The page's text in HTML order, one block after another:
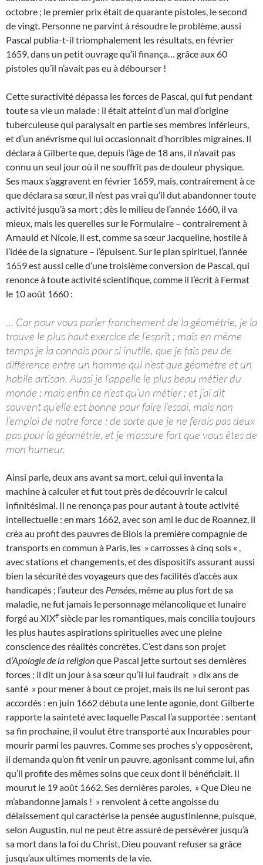
octobre ; le premier prix était de quarante pistoles, le second
de vingt. Personne ne parvint à résoudre le problème, aussi
Pascal publia-t-il triomphalement les résultats, en février
1659, dans un petit ouvrage qu’il finança… grâce aux 60
pistoles qu’il n’avait pas eu à débourser !
Cette suractivité dépassa les forces de Pascal, qui fut pendant
toute sa vie un malade : il était atteint d’un mal d’origine
tuberculeuse qui paralysait en partie ses membres inférieurs,
et d’un anévrisme qui lui occasionnait d’horribles migraines. Il
déclara à Gilberte que, depuis l’âge de 18 ans, il n’avait pas
connu un seul jour où il ne souffrît pas de douleur physique.
Ses maux s’aggravent en février 1659, mais, contrairement à ce
que déclara sa sœur, il n’est pas vrai qu’il dut abandonner toute
activité jusqu’à sa mort ; dès le milieu de l’année 1660, il va
mieux, mais les querelles sur le Formulaire – contrairement à
Arnauld et Nicole, il est, comme sa sœur Jacqueline, hostile à
l’idée de la signature – l’épuisent. Sur le plan spirituel, l’année
1659 est aussi celle d’une troisième conversion de Pascal, qui
renonce à toute activité scientifique, comme il l’écrit à Fermat
le 10 août 1660 :
… Car pour vous parler franchement de la géométrie, je la
trouve le plus haut exercice de l’esprit ; mais en même
temps je la connais pour si inutile, que je fais peu de
différence entre un homme qui n’est que géomètre et un
habile artisan. Aussi je l’appelle le plus beau métier du
monde ; mais enfin ce n’est qu’un métier ; et j’ai dit
souvent qu’elle est bonne pour faire l’essai, mais non
l’emploi de notre force : de sorte que je ne ferais pas deux
pas pour la géométrie, et je m’assure fort que vous êtes de
mon humeur.
Ainsi parle, deux ans avant sa mort, celui qui inventa la
machine à calculer et fut tout près de découvrir le calcul
infinitésimal. Il ne renonça pas pour autant à toute activité
intellectuelle : en mars 1662, avec son ami le duc de Roannez, il
créa au profit des pauvres de Blois la première compagnie de
transports en commun à Paris, les » carrosses à cinq sols « ,
avec stations et changements, et des dispositifs assurant aussi
bien la sécurité des voyageurs que des facilités d’accès aux
handicapés ; l’auteur des Pensées , même au plus fort de sa
maladie, ne fut jamais le personnage mélancolique et lunaire
forgé au XIXe siècle par les romantiques, mais concilia toujours
les plus hautes aspirations spirituelles avec une pleine
conscience des réalités concrètes. C’est dans son projet
d‘Apologie de la religionque Pascal jette surtout ses dernières
forces ; il dit un jour à sa sœur qu’il lui faudrait » dix ans de
santé » pour mener à bout ce projet, mais ils ne lui seront pas
accordés : en juin 1662 débuta une lente agonie, dont Gilberte
rapporte la sainteté avec laquelle Pascal l’a supportée : sentant
sa fin prochaine, il voulut être transporté aux Incurables pour
mourir parmi les pauvres. Comme ses proches s’y opposèrent,
il demanda qu’on fit venir un pauvre, agonisant comme lui, afin
qu’il profite des mêmes soins que ceux dont il bénéficiait. Il
mourut le 19 août 1662. Ses dernières paroles, » Que Dieu ne
m’abandonne jamais ! » renvoient à cette angoisse du
délaissement qui caractérise la pensée augustinienne, puisque,
selon Augustin, nul ne peut être assuré de persévérer jusqu’à
sa mort dans la foi du Christ, Dieu pouvant refuser sa grâce
jusqu’aux ultimes moments de la vie.